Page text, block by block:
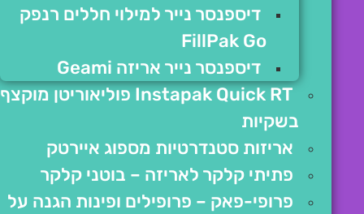
דיספנסר נייר למילוי חללים רנפק
FillPak Go
דיספנסר נייר אריזה Geami
Instapak Quick RT פוליאוריטן מוקצף
בשקיות
אריזות סטנדרטיות מספוג איירטק
פתיתי קלקר לאריזה – בוטני קלקר
פרופי-פאק – פרופילים ופינות הגנה על